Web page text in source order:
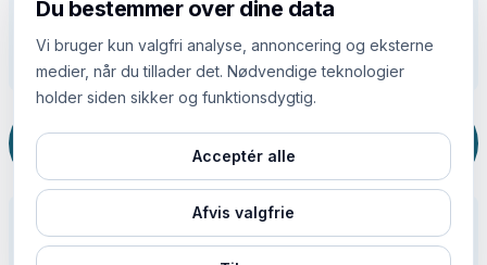
Cookie-politik
Cookieindstillinger
Gratis værktøjer
Dette websted er beskyttet af reCAPTCHA og
Privatlivspolitikog Vilkår for brug
Du bestemmer over dine data
Vi bruger kun valgfri analyse, annoncering og eksterne
medier, når du tillader det. Nødvendige teknologier
holder siden sikker og funktionsdygtig.
Acceptér alle
Afvis valgfrie